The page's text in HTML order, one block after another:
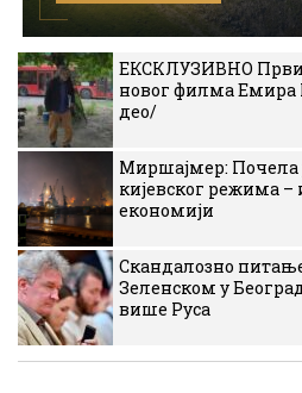
ЕКСКЛУЗИВНО Први
новог филма Емира
део/
Миршајмер: Почела
кијевског режима
економији
Скандалозно
Зеленском у
више Руса